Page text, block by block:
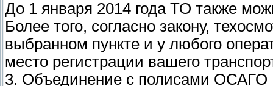
До 1 января 2014 года ТО также
Более того, согласно закону,
выбранном пункте и у любого
место регистрации вашего
3. Объединение с полисами ОСАГО